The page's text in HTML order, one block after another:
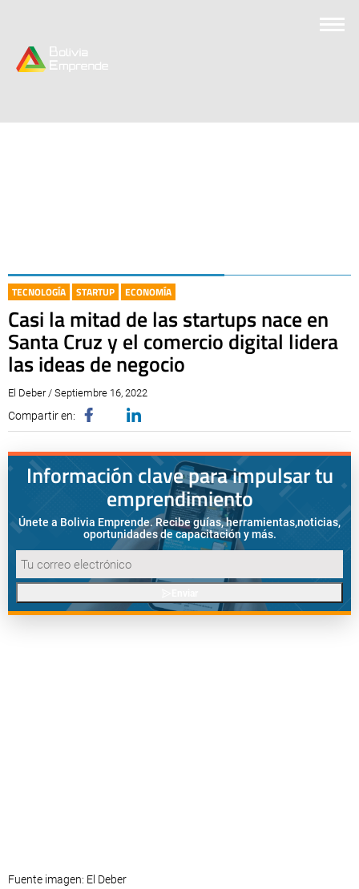
TECNOLOGÍA STARTUP ECONOMÍA
Casi la mitad de las startups nace en
Santa Cruz y el comercio digital lidera
las ideas de negocio
El Deber / Septiembre 16, 2022
Compartir en:
Información clave para impulsar tu
emprendimiento
Únete a Bolivia Emprende. Recibe guías, herramientas,noticias,
oportunidades de capacitación y más.
Fuente imagen: El Deber